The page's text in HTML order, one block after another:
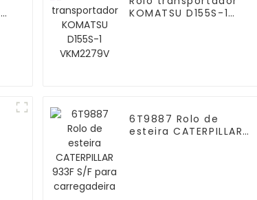
KOMATSU D155S-1
6T9887 Rolo de
esteira CATERPILLAR